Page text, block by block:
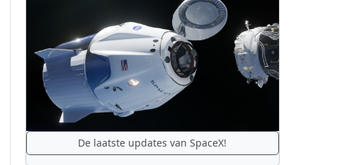
De laatste updates van SpaceX!